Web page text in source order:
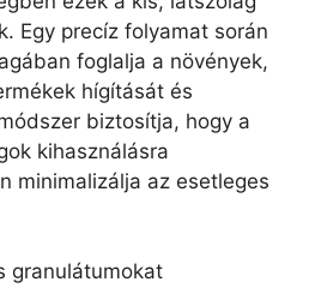
Egy precíz folyamat során
foglalja a növények,
hígítását és
biztosítja, hogy a
kihasználásra
minimalizálja az esetleges
granulátumokat